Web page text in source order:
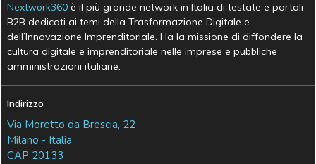
Nextwork360 è il più grande network in Italia di testate e portali
B2B dedicati ai temi della Trasformazione Digitale e
dell’Innovazione Imprenditoriale. Ha la missione di diffondere la
cultura digitale e imprenditoriale nelle imprese e pubbliche
amministrazioni italiane.
Indirizzo
Via Moretto da Brescia, 22
Milano - Italia
CAP 20133